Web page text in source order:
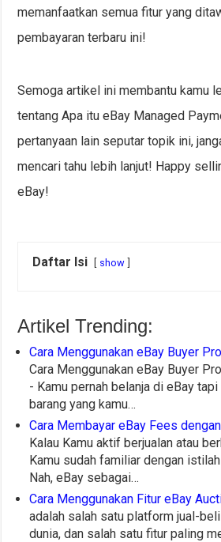
memanfaatkan semua fitur yang
pembayaran terbaru ini!
Semoga artikel ini membantu kamu
tentang Apa itu eBay Managed
pertanyaan lain seputar topik ini,
mencari tahu lebih lanjut! Happy
eBay!
Daftar Isi show
Artikel Trending:
Cara Menggunakan eBay Buyer
Cara Menggunakan eBay Buyer
- Kamu pernah belanja di eBay
barang yang kamu…
Cara Membayar eBay Fees
Kalau Kamu aktif berjualan atau
Kamu sudah familiar dengan
Nah, eBay sebagai…
Cara Menggunakan Fitur eBay
adalah salah satu platform jual-
dunia, dan salah satu fitur paling